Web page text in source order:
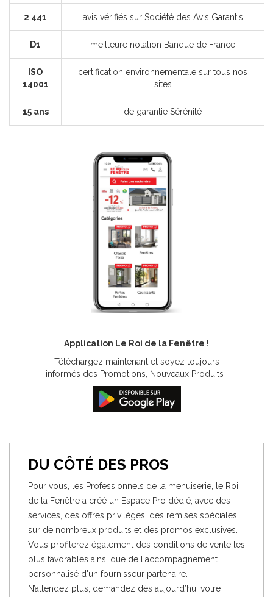
2 441 avis vérifiés sur Société des Avis Garantis
D1 meilleure notation Banque de France
ISO
14001
certification environnementale sur tous nos
sites
15 ans de garantie Sérénité
Application Le Roi de la Fenêtre !
Téléchargez maintenant et soyez toujours
informés des Promotions, Nouveaux Produits !
DU CÔTÉ DES PROS
Pour vous, les Professionnels de la menuiserie, le Roi
de la Fenêtre a créé un Espace Pro dédié, avec des
services, des offres privilèges, des remises spéciales
sur de nombreux produits et des promos exclusives.
Vous profiterez également des conditions de vente les
plus favorables ainsi que de l'accompagnement
personnalisé d'un fournisseur partenaire.
N’attendez plus, demandez dès aujourd’hui votre